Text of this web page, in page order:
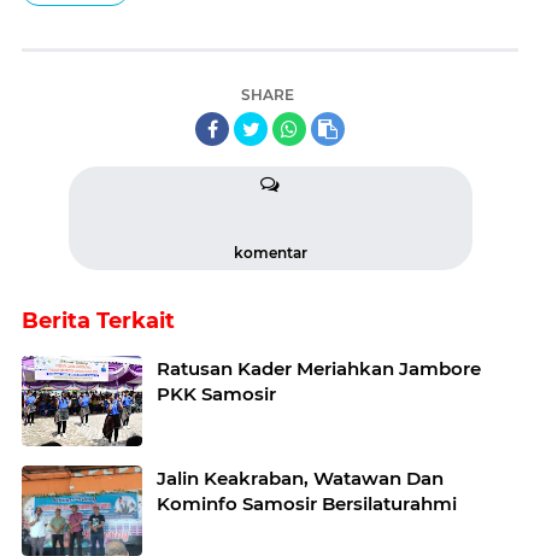
SHARE
komentar
Berita Terkait
Ratusan Kader Meriahkan Jambore
PKK Samosir
Jalin Keakraban, Watawan Dan
Kominfo Samosir Bersilaturahmi